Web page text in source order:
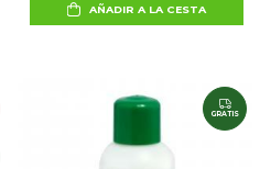
AÑADIR A LA CESTA
GRATIS